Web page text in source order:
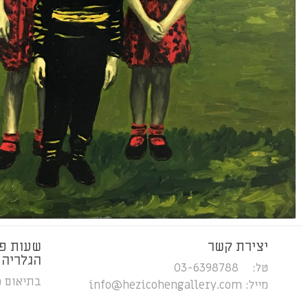
יצירת קשר
טל: 03-6398788
מייל: info@hezicohengallery.com
שעות
הגלריה